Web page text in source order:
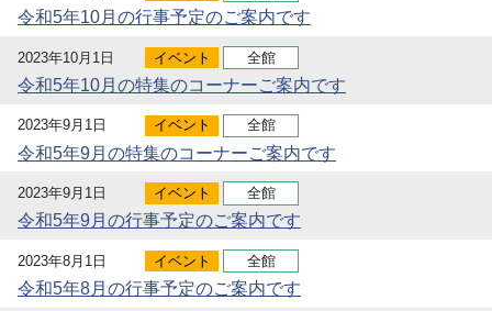
令和5年10月の行事予定のご案内です
2023年10月1日 イベント 全館
令和5年10月の特集のコーナーご案内です
2023年9月1日 イベント 全館
令和5年9月の特集のコーナーご案内です
2023年9月1日 イベント 全館
令和5年9月の行事予定のご案内です
2023年8月1日 イベント 全館
令和5年8月の行事予定のご案内です